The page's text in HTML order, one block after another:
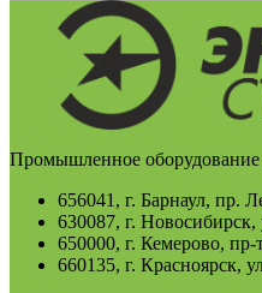
Промышленное оборудование
656041, г. Барнаул, пр.
630087, г.
650000, г. Кемерово,
660135, г. Красноярск,